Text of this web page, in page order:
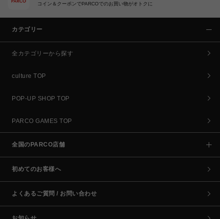
コイン＆クーポンでPARCOでのお買い物がオトクに
カテゴリー
全カテゴリーから探す
culture TOP
POP-UP SHOP TOP
PARCO GAMES TOP
全国のPARCO店舗
初めてのお客様へ
よくあるご質問 / お問い合わせ